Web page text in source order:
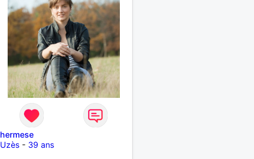
hermese
Uzès - 39 ans